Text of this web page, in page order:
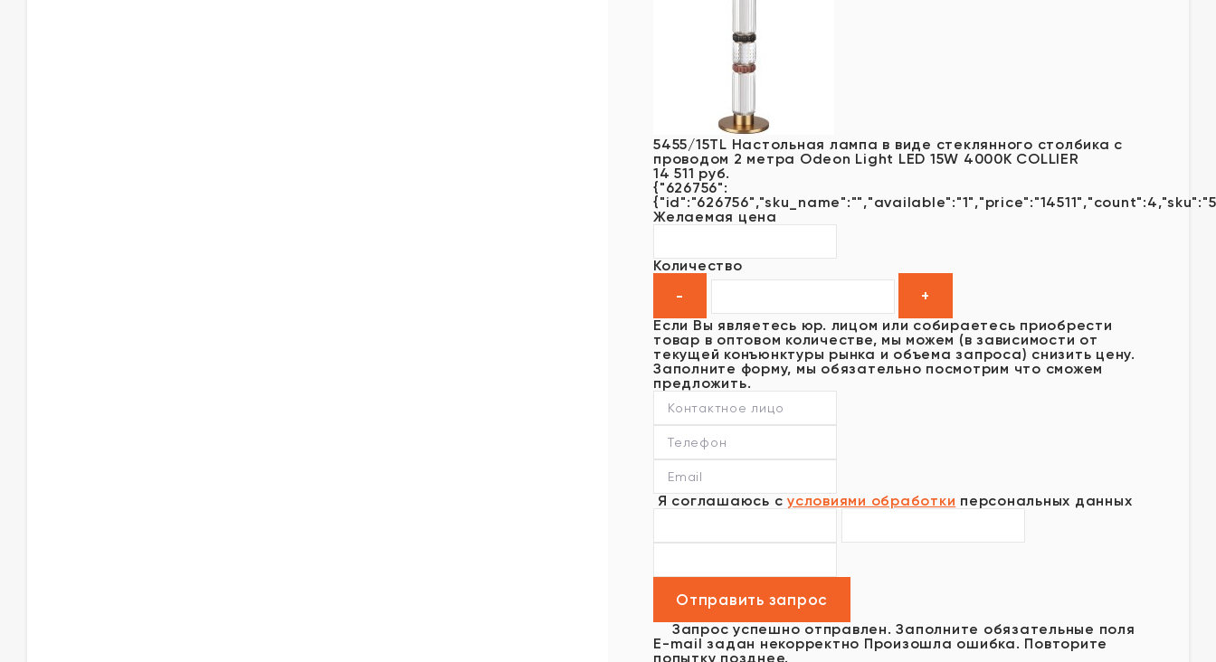
5455/15TL Настольная лампа в виде стеклянного столбика с
проводом 2 метра Odeon Light LED 15W 4000K COLLIER
14 511 руб.
{"626756":
Желаемая цена
Количество
Если Вы являетесь юр. лицом или собираетесь приобрести
товар в оптовом количестве, мы можем (в зависимости от
текущей конъюнктуры рынка и объема запроса) снизить цену.
Заполните форму, мы обязательно посмотрим что сможем
предложить.
Я соглашаюсь с условиями обработки персональных данных
Запрос успешно отправлен. Заполните обязательные поля
E-mail задан некорректно Произошла ошибка. Повторите
попытку позднее.